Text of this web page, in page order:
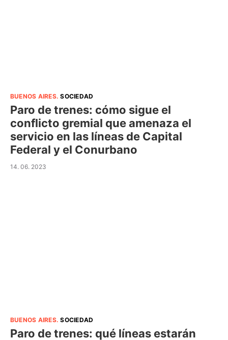
BUENOS AIRES.SOCIEDAD
Paro de trenes: cómo sigue el
conflicto gremial que amenaza el
servicio en las líneas de Capital
Federal y el Conurbano
14. 06. 2023
BUENOS AIRES.SOCIEDAD
Paro de trenes: qué líneas estarán